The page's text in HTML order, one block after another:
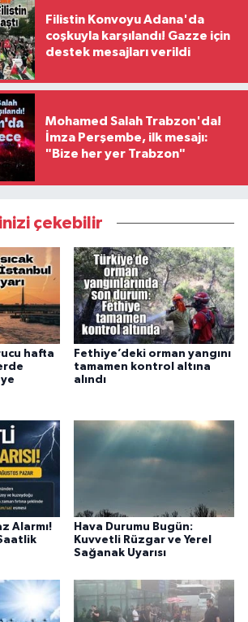
Filistin Konvoyu Adana'da
coşkuyla karşılandı! Gazze için
destek mesajları verildi
Mohamed Salah Trabzon'da!
İmza Perşembe, ilk mesajı:
"Bize her yer Trabzon"
çekebilir
hafta
Fethiye’deki orman yangını
tamamen kontrol altına
alındı
Alarmı!
Hava Durumu Bugün:
Kuvvetli Rüzgar ve Yerel
Sağanak Uyarısı